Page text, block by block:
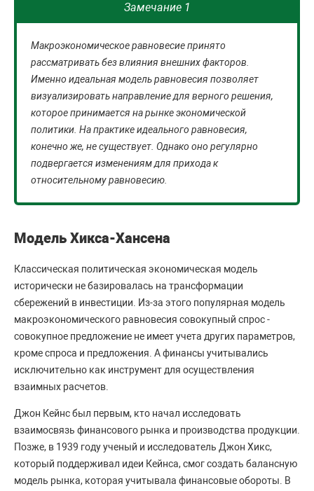
Замечание 1
Макроэкономическое равновесие принято
рассматривать без влияния внешних факторов.
Именно идеальная модель равновесия позволяет
визуализировать направление для верного решения,
которое принимается на рынке экономической
политики. На практике идеального равновесия,
конечно же, не существует. Однако оно регулярно
подвергается изменениям для прихода к
относительному равновесию.
Модель Хикса-Хансена
Классическая политическая экономическая модель
исторически не базировалась на трансформации
сбережений в инвестиции. Из-за этого популярная модель
макроэкономического равновесия совокупный спрос -
совокупное предложение не имеет учета других параметров,
кроме спроса и предложения. А финансы учитывались
исключительно как инструмент для осуществления
взаимных расчетов.
Джон Кейнс был первым, кто начал исследовать
взаимосвязь финансового рынка и производства продукции.
Позже, в 1939 году ученый и исследователь Джон Хикс,
который поддерживал идеи Кейнса, смог создать балансную
модель рынка, которая учитывала финансовые обороты. В